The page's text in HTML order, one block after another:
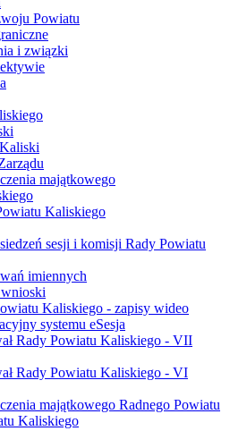
Powiatu
i związki
majątkowego
Kaliskiego
sesji i komisji Rady Powiatu
imiennych
Kaliskiego - zapisy wideo
systemu eSesja
Rady Powiatu Kaliskiego - VII
Rady Powiatu Kaliskiego - VI
majątkowego Radnego Powiatu
Kaliskiego